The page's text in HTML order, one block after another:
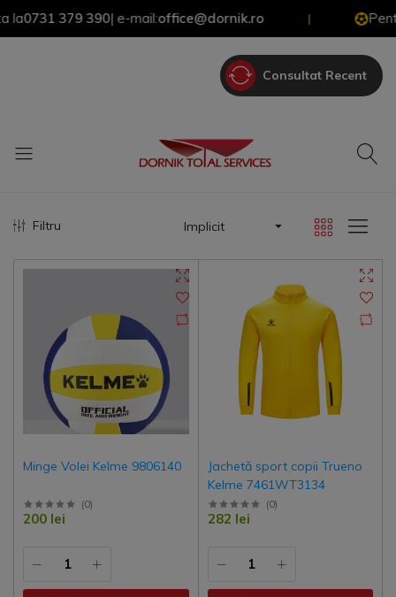
379 390| e-mail: office@dornik.ro | Pentru
Consultat Recent
Filtru Implicit
Minge Volei Kelme 9806140
(0)
200 lei
Jachetă sport copii Trueno
Kelme 7461WT3134
(0)
282 lei